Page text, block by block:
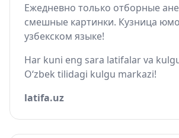
Ежедневно только отборные
смешные картинки. Кузница
узбекском языке!
Har kuni eng sara latifalar va
O‘zbek tilidagi kulgu markazi!
latifa.uz